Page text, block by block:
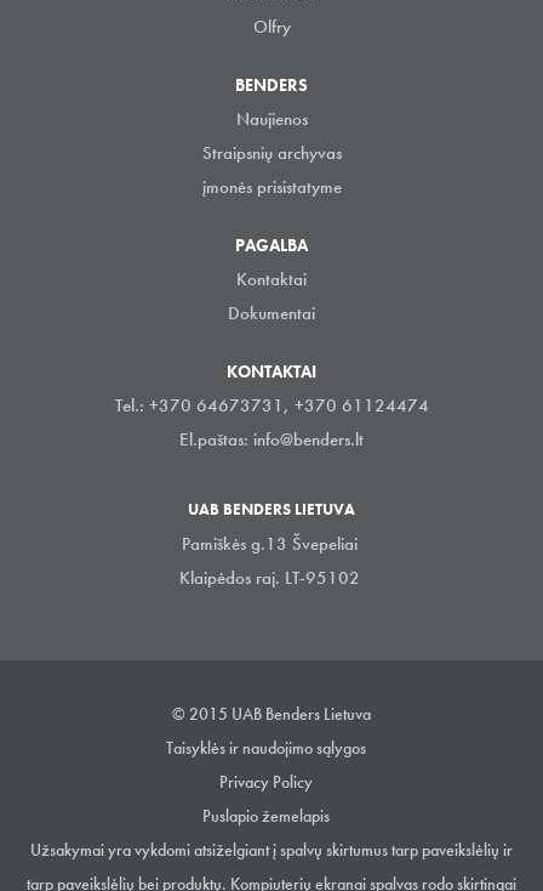
Olfry
BENDERS
Naujienos
Straipsnių archyvas
įmonės prisistatyme
PAGALBA
Kontaktai
Dokumentai
KONTAKTAI
Tel.: +370 64673731, +370 61124474
El.paštas: info@benders.lt
UAB BENDERS LIETUVA
Pamiškės g.13 Švepeliai
Klaipėdos raj. LT-95102
© 2015 UAB Benders Lietuva
Taisyklės ir naudojimo sąlygos
Privacy Policy
Puslapio žemelapis
Užsakymai yra vykdomi atsiželgiant į spalvų skirtumus tarp paveikslėlių ir
tarp paveikslėlių bei produktų. Kompiuterių ekranai spalvas rodo skirtingai